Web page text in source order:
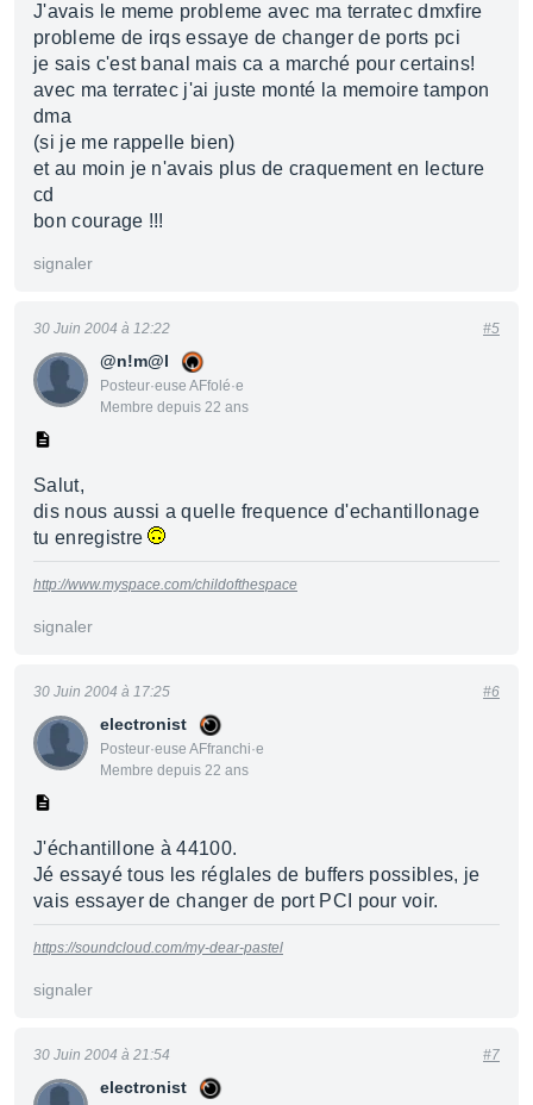
J'avais le meme probleme avec ma terratec dmxfire
probleme de irqs essaye de changer de ports pci
je sais c'est banal mais ca a marché pour certains!
avec ma terratec j'ai juste monté la memoire tampon
dma
(si je me rappelle bien)
et au moin je n'avais plus de craquement en lecture
cd
bon courage !!!
signaler
@n!m@l
Posteur·euse AFfolé·e
Membre depuis 22 ans
30 Juin 2004 à 12:22 #5
Salut,
dis nous aussi a quelle frequence d'echantillonage
tu enregistre
http://www.myspace.com/childofthespace
signaler
electronist
Posteur·euse AFfranchi·e
Membre depuis 22 ans
30 Juin 2004 à 17:25 #6
J'échantillone à 44100.
Jé essayé tous les réglales de buffers possibles, je
vais essayer de changer de port PCI pour voir.
https://soundcloud.com/my-dear-pastel
signaler
electronist
30 Juin 2004 à 21:54 #7